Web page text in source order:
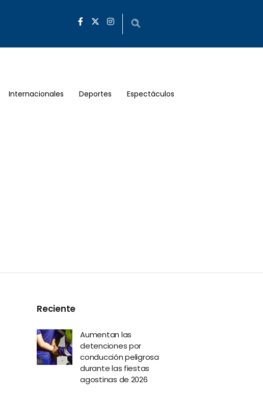
Internacionales Deportes Espectáculos
Reciente
Aumentan las
detenciones por
conducción peligrosa
durante las fiestas
agostinas de 2026